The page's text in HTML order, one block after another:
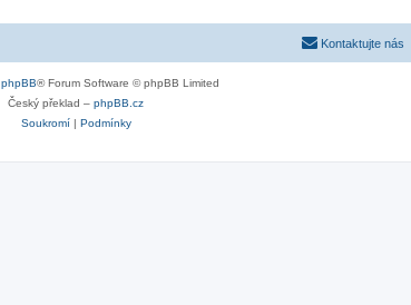
Kontaktujte nás
phpBB® Forum Software © phpBB Limited
Český překlad – phpBB.cz
Soukromí
Podmínky